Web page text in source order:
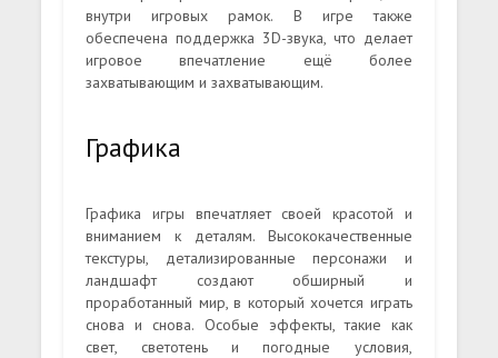
внутри игровых рамок. В игре также
обеспечена поддержка 3D-звука, что делает
игровое впечатление ещё более
захватывающим и захватывающим.
Графика
Графика игры впечатляет своей красотой и
вниманием к деталям. Высококачественные
текстуры, детализированные персонажи и
ландшафт создают обширный и
проработанный мир, в который хочется играть
снова и снова. Особые эффекты, такие как
свет, светотень и погодные условия,